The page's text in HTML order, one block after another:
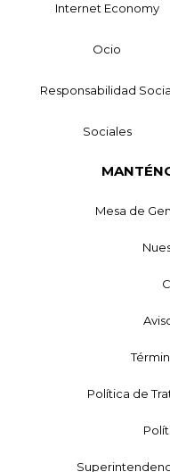
Internet Economy
Ocio
Responsabilidad
Sociales
Mesa de
Política de